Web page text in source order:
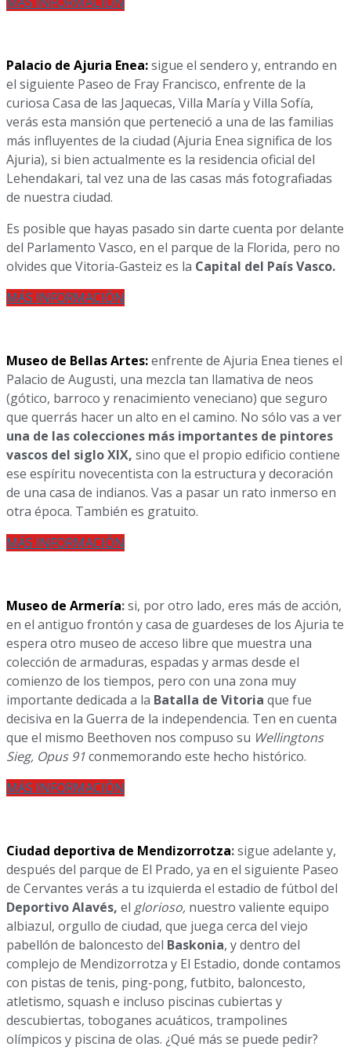
Palacio de Ajuria Enea:sigue el sendero y, entrando en
el siguiente Paseo de Fray Francisco, enfrente de la
curiosa Casa de las Jaquecas, Villa María y Villa Sofía,
verás esta mansión que perteneció a una de las familias
más influyentes de la ciudad (Ajuria Enea significa de los
Ajuria), si bien actualmente es la residencia oficial del
Lehendakari, tal vez una de las casas más fotografiadas
de nuestra ciudad.
Es posible que hayas pasado sin darte cuenta por delante
del Parlamento Vasco, en el parque de la Florida, pero no
olvides que Vitoria-Gasteiz es la Capital del País Vasco.
MÁS INFORMACIÓN
Museo de Bellas Artes:enfrente de Ajuria Enea tienes el
Palacio de Augusti, una mezcla tan llamativa de neos
(gótico, barroco y renacimiento veneciano) que seguro
que querrás hacer un alto en el camino. No sólo vas a ver
una de las colecciones más importantes de pintores
vascos del siglo XIX, sino que el propio edificio contiene
ese espíritu novecentista con la estructura y decoración
de una casa de indianos. Vas a pasar un rato inmerso en
otra época. También es gratuito.
MÁS INFORMACIÓN
Museo de Armería:si, por otro lado, eres más de acción,
en el antiguo frontón y casa de guardeses de los Ajuria te
espera otro museo de acceso libre que muestra una
colección de armaduras, espadas y armas desde el
comienzo de los tiempos, pero con una zona muy
importante dedicada a la Batalla de Vitoria que fue
decisiva en la Guerra de la independencia. Ten en cuenta
que el mismo Beethoven nos compuso su Wellingtons
Sieg, Opus 91conmemorando este hecho histórico.
MÁS INFORMACIÓN
Ciudad deportiva de Mendizorrotza:sigue adelante y,
después del parque de El Prado, ya en el siguiente Paseo
de Cervantes verás a tu izquierda el estadio de fútbol del
Deportivo Alavés, el glorioso, nuestro valiente equipo
albiazul, orgullo de ciudad, que juega cerca del viejo
pabellón de baloncesto del Baskonia, y dentro del
complejo de Mendizorrotza y El Estadio, donde contamos
con pistas de tenis, ping-pong, futbito, baloncesto,
atletismo, squash e incluso piscinas cubiertas y
descubiertas, toboganes acuáticos, trampolines
olímpicos y piscina de olas. ¿Qué más se puede pedir?